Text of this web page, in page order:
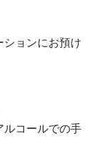
ションにお預け
コールでの手